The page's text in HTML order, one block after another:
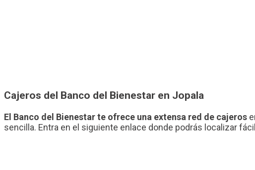
Cajeros del Banco del Bienestar en Jopala
El Banco del Bienestar te ofrece una extensa red de cajeros
sencilla. Entra en el siguiente enlace donde podrás localizar